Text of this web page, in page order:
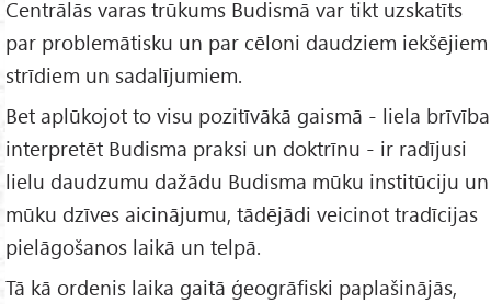
Centrālās varas trūkums Budismā var tikt uzskatīts
par problemātisku un par cēloni daudziem iekšējiem
strīdiem un sadalījumiem.
Bet aplūkojot to visu pozitīvākā gaismā - liela brīvība
interpretēt Budisma praksi un doktrīnu - ir radījusi
lielu daudzumu dažādu Budisma mūku institūciju un
mūku dzīves aicinājumu, tādējādi veicinot tradīcijas
pielāgošanos laikā un telpā.
Tā kā ordenis laika gaitā ģeogrāfiski paplašinājās,